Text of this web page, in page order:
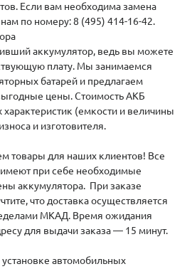
Если вам необходима замена
по номеру: 8 (495) 414-16-42.
аккумулятор, ведь вы можете
плату. Мы занимаемся
батарей и предлагаем
цены. Стоимость АКБ
характеристик (емкости и величины
и изготовителя.
товары для наших клиентов! Все
при себе необходимые
аккумулятора. При заказе
что доставка осуществляется
МКАД. Время ожидания
для выдачи заказа — 15 минут.
установке автомобильных